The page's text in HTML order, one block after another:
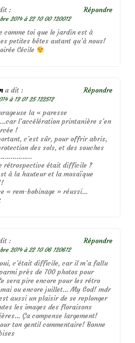
:
2014 à 22 10 00 120012
comme toi que le jardin est à
petites bêtes autant qu’à nous!
Cécile
Répondre
a dit :
à 13 01 25 122512
la « paresse
l’accélération printanière s’en
!
c’est sûr, pour offrir abris,
des sols, et des souches
rétrospective était difficile ?
à la hauteur et la mosaïque
« rem-bobinage » réussi…
Répondre
:
2014 à 22 10 06 120612
c’était difficile, car il m’a fallu
près de 700 photos pour
sera pire encore pour les rétro
ou encore juillet… My God! mdr
aussi un plaisir de se replonger
les images des floraisons
Ça compense largement!
ton gentil commentaire! Bonne
Répondre